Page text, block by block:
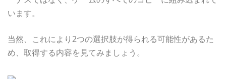
います。
当然、これにより2つの選択肢が得られる可能性があるた
め、取得する内容を見てみましょう。